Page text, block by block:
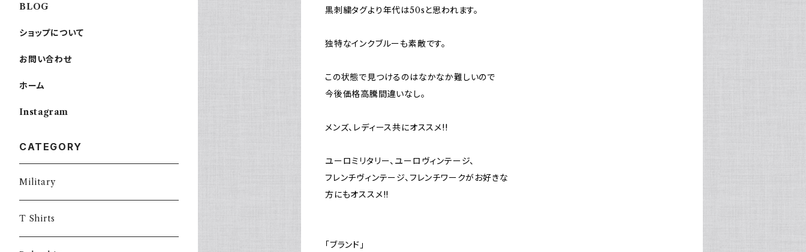
黒刺繍タグより年代は50sと思われます。
独特なインクブルーも素敵です。
この状態で見つけるのはなかなか難しいので
今後価格高騰間違いなし。
メンズ、レディース共にオススメ!!
ユーロミリタリー、ユーロヴィンテージ、
フレンチヴィンテージ、フレンチワークがお好きな
方にもオススメ!!
「ブランド」
BLOG
ショップについて
お問い合わせ
ホーム
Instagram
CATEGORY
Military
T Shirts